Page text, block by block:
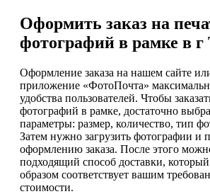
Оформить заказ на
фотографий в рамке в г
Оформление заказа на нашем сайте
приложение «ФотоПочта»
удобства пользователей. Чтобы
фотографий в рамке, достаточно
параметры: размер, количество, тип
Затем нужно загрузить фотографии и
оформлению заказа. После этого
подходящий способ доставки,
образом соответствует вашим
стоимости.